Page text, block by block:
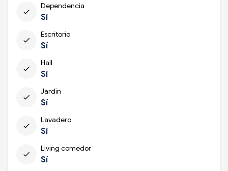
check
Dependencia
Sí
check
Escritorio
Sí
check
Hall
Sí
check
Jardín
Sí
check
Lavadero
Sí
check
Living comedor
Sí